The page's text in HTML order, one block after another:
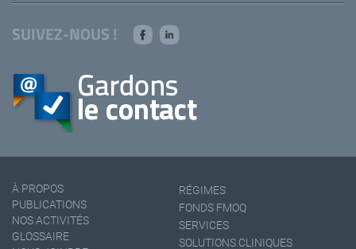
SUIVEZ-NOUS !
À PROPOS
PUBLICATIONS
NOS ACTIVITÉS
GLOSSAIRE
RÉGIMES
FONDS FMOQ
SERVICES
SOLUTIONS CLINIQUES